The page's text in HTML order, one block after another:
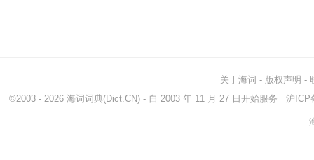
关于海词 - 版权声明 -
©2003 - 2026 海词词典(Dict.CN) - 自 2003 年 11 月 27 日开始服务 沪ICP